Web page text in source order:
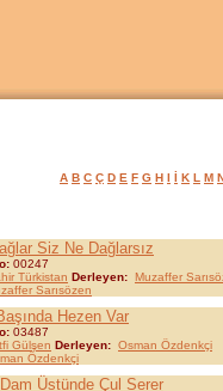
A B C Ç D E F G H I İ K L M
Siz Ne Dağlarsız
00247
Türkistan Derleyen: Muzaffer
Sarısözen
Hezen Var
03487
Gülşen Derleyen: Osman Özdenkçi
Özdenkçi
Dam Üstünde Çul Serer